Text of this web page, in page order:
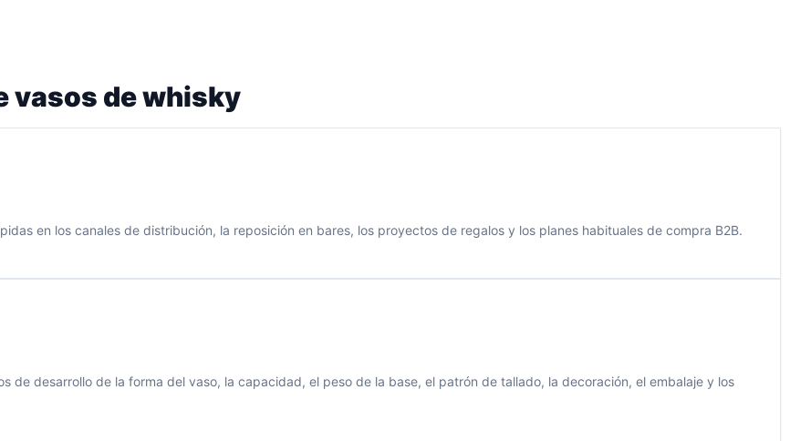
vasos de whisky
en los canales de distribución, la reposición en bares, los proyectos de regalos y los planes habituales de compra B2B.
de desarrollo de la forma del vaso, la capacidad, el peso de la base, el patrón de tallado, la decoración, el embalaje y los